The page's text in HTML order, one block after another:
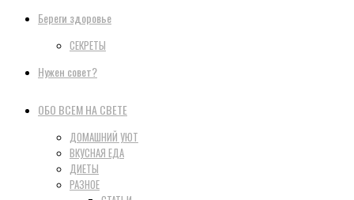
Береги здоровье
СЕКРЕТЫ
Нужен совет?
ОБО ВСЕМ НА СВЕТЕ
ДОМАШНИЙ УЮТ
ВКУСНАЯ ЕДА
ДИЕТЫ
РАЗНОЕ